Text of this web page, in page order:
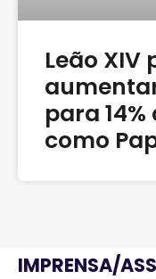
Leão XIV
para
como
IMPRENSA/